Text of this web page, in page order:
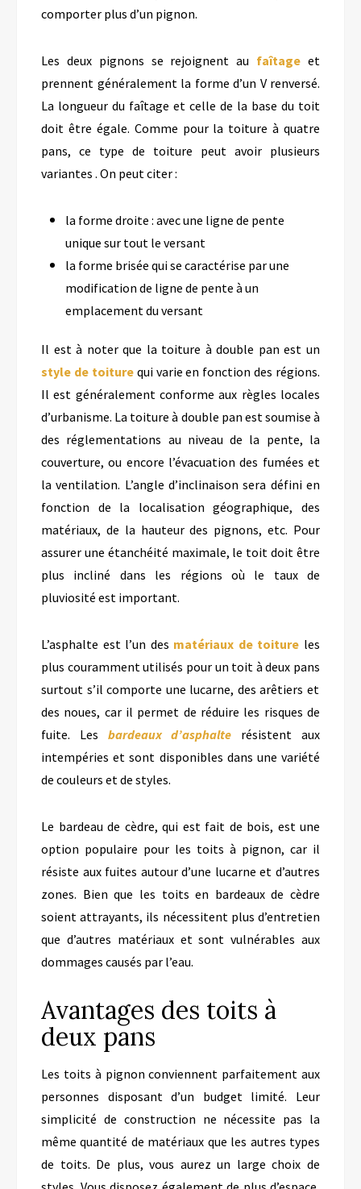
comporter plus d’un pignon.
Les deux pignons se rejoignent au faîtage et
prennent généralement la forme d’un V renversé.
La longueur du faîtage et celle de la base du toit
doit être égale. Comme pour la toiture à quatre
pans, ce type de toiture peut avoir plusieurs
variantes . On peut citer :
la forme droite : avec une ligne de pente
unique sur tout le versant
la forme brisée qui se caractérise par une
modification de ligne de pente à un
emplacement du versant
Il est à noterque la toiture à double pan estun
style de toiturequi varie en fonction des régions.
Il est généralement conforme aux règles locales
d’urbanisme. La toiture à double pan est soumise à
des réglementations au niveau de la pente, la
couverture,ou encore l’évacuation des fumées et
la ventilation. L’angle d’inclinaison sera défini en
fonction de la localisation géographique, des
matériaux, de la hauteur des pignons, etc. Pour
assurer une étanchéité maximale, le toit doit être
plus incliné dans les régions où le taux de
pluviosité est important.
L’asphalte est l’un des matériaux de toiture les
plus couramment utilisés pour un toit à deux pans
surtout s’il comporte une lucarne, des arêtiers et
des noues, car il permet de réduire les risques de
fuite. Les bardeaux d’asphalte résistent aux
intempéries et sont disponibles dans une variété
de couleurs et de styles.
Le bardeau de cèdre, qui est fait de bois, est une
option populaire pour les toits à pignon, car il
résiste aux fuites autour d’une lucarne et d’autres
zones. Bien que les toits en bardeaux de cèdre
soient attrayants, ils nécessitent plus d’entretien
que d’autres matériaux et sont vulnérables aux
dommages causés par l’eau.
Avantages des toits à
deux pans
Les toits à pignon conviennent parfaitement aux
personnes disposant d’un budget limité. Leur
simplicité de construction ne nécessite pas la
même quantité de matériaux que les autres types
de toits. De plus, vous aurez un large choix de